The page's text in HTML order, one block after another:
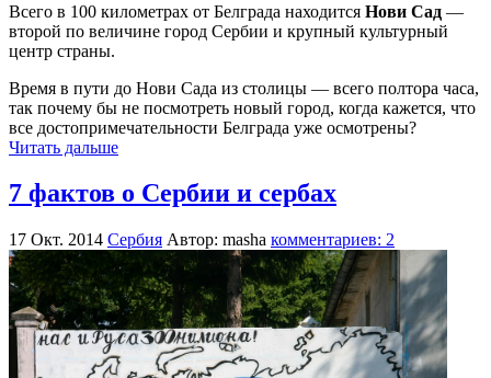
Всего в 100 километрах от Белграда находится Нови Сад —
второй по величине город Сербии и крупный культурный
центр страны.
Время в пути до Нови Сада из столицы — всего полтора часа,
так почему бы не посмотреть новый город, когда кажется, что
все достопримечательности Белграда уже осмотрены?
Читать дальше
7 фактов о Сербии и сербах
17 Окт. 2014 Сербия Автор: masha комментариев: 2